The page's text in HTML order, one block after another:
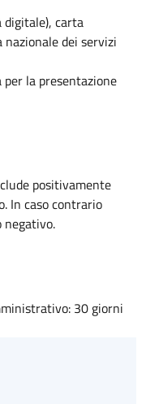
digitale), carta
nazionale dei servizi
la presentazione
positivamente
In caso contrario
negativo.
30 giorni